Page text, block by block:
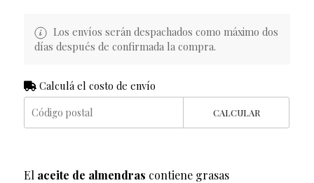
Los envíos serán despachados como máximo dos
días después de confirmada la compra.
Calculá el costo de envío
CALCULAR
El aceite de almendras contiene grasas